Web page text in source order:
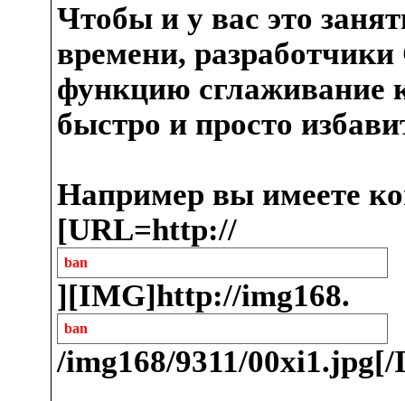
Чтобы и у вас это
времени,
функцию сглаживание
быстро и просто
Например вы имеете
[URL=http://
ban
][IMG]http://img168.
ban
/img168/9311/